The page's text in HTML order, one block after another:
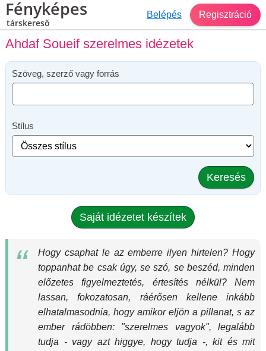
Fényképes
társkereső
Belépés Regisztráció
Ahdaf Soueif szerelmes idézetek
Szöveg, szerző vagy forrás
Stílus
Keresés
Saját idézetet készítek
Hogy csaphat le az emberre ilyen hirtelen? Hogy
toppanhat be csak úgy, se szó, se beszéd, minden
előzetes figyelmeztetés, értesítés nélkül? Nem
lassan, fokozatosan, ráérősen kellene inkább
elhatalmasodnia, hogy amikor eljön a pillanat, s az
ember rádöbben: "szerelmes vagyok", legalább
tudja - vagy azt higgye, hogy tudja -, kit és mit